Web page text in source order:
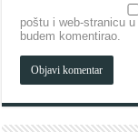
poštu i web-stranicu
budem komentirao.